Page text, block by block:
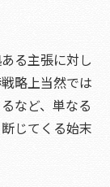
る主張に対し
略上当然では
など、単なる
じてくる始末